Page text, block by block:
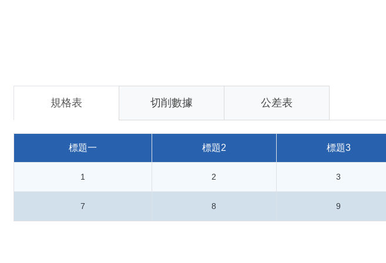
規格表 切削數據 公差表
標題一 標題2 標題3
1 2 3
7 8 9